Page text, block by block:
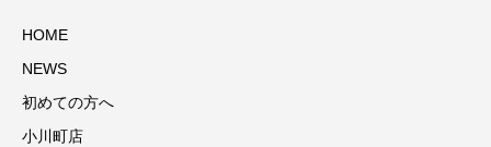
HOME
NEWS
初めての方へ
小川町店